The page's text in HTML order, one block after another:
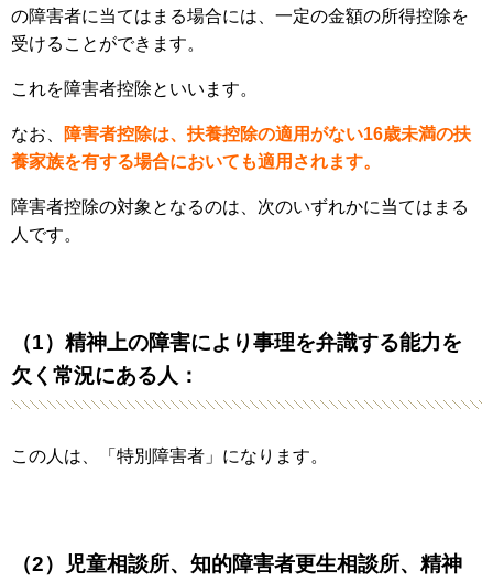
の障害者に当てはまる場合には、一定の金額の所得控除を
受けることができます。
これを障害者控除といいます。
なお、
障害者控除は、扶養控除の適用がない16歳未満の扶
養家族を有する場合においても適用されます。
障害者控除の対象となるのは、次のいずれかに当てはまる
人です。
（1）精神上の障害により事理を弁識する能力を
欠く常況にある人：
この人は、「特別障害者」になります。
（2）児童相談所、知的障害者更生相談所、精神